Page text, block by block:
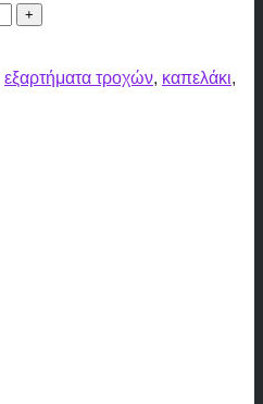
εξαρτήματα τροχών, καπελάκι,